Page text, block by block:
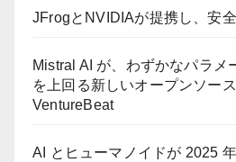
JFrogとNVIDIAが提携し、安
Mistral AI が、わずかなパラメ
を上回る新しいオープンソー
VentureBeat
AI とヒューマノイドが 2025